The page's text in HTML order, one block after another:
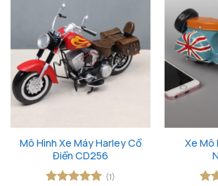
Mô Hình Xe Máy Harley Cổ
Điển CD256
(1)
Xe Mô